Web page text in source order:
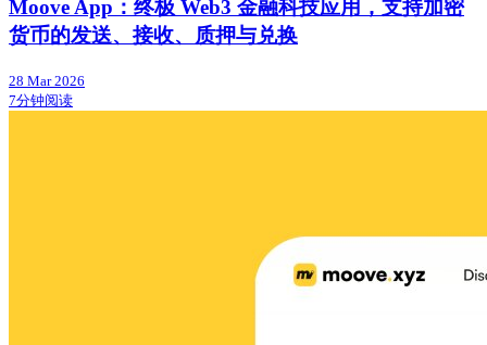
Moove App：终极 Web3 金融科技应用，支持加密
货币的发送、接收、质押与兑换
28 Mar 2026
7分钟阅读